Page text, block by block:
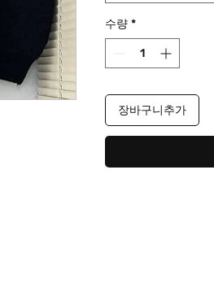
수량 *
장바구니추가